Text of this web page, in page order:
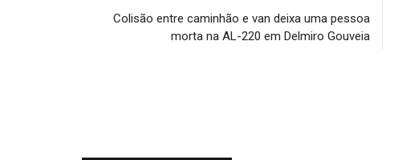
Colisão entre caminhão e van deixa uma pessoa
morta na AL-220 em Delmiro Gouveia